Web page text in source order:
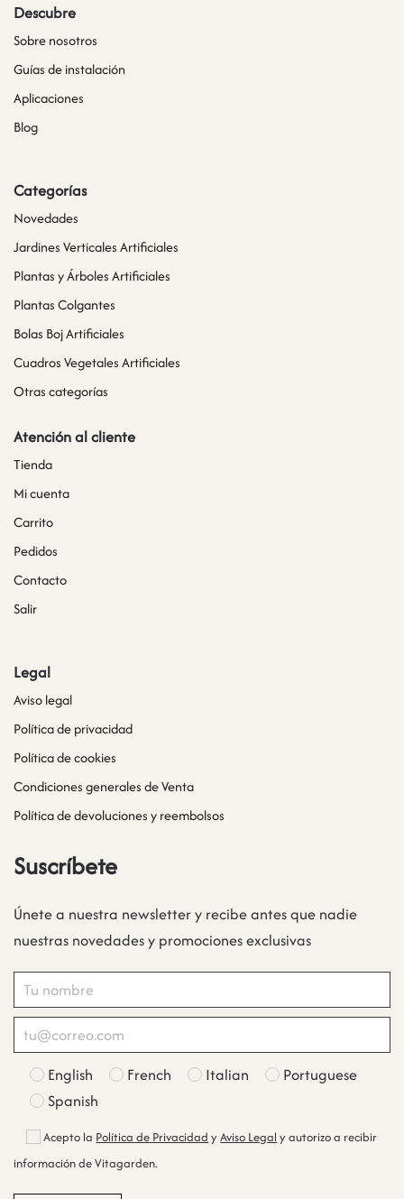
Descubre
Sobre nosotros
Guías de instalación
Aplicaciones
Blog
Categorías
Novedades
Jardines Verticales Artificiales
Plantas y Árboles Artificiales
Plantas Colgantes
Bolas Boj Artificiales
Cuadros Vegetales Artificiales
Otras categorías
Atención al cliente
Tienda
Mi cuenta
Carrito
Pedidos
Contacto
Salir
Legal
Aviso legal
Política de privacidad
Política de cookies
Condiciones generales de Venta
Política de devoluciones y reembolsos
Suscríbete
Únete a nuestra newsletter y recibe antes que nadie
nuestras novedades y promociones exclusivas
English French Italian
Portuguese
Spanish
Acepto la Política de Privacidad yAviso Legal y autorizo a recibir
información de Vitagarden.